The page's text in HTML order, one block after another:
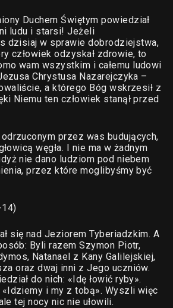
Duchem Świętym powiedział
ludu i starsi! Jeżeli
dzisiaj w sprawie dobrodziejstwa,
człowiek odzyskał zdrowie, to
wam wszystkim i całemu ludowi
Chrystusa Nazarejczyka –
a którego Bóg wskrzesił z
Niemu ten człowiek stanął przed
przez was budujących,
węgła. I nie ma w żadnym
nie dano ludziom pod niebem
przez które moglibyśmy być
się nad Jeziorem Tyberiadzkim. A
Byli razem Szymon Piotr,
Natanael z Kany Galilejskiej,
oraz dwaj inni z Jego uczniów.
do nich: «Idę łowić ryby».
i my z tobą». Wyszli więc
tej nocy nic nie ułowili.